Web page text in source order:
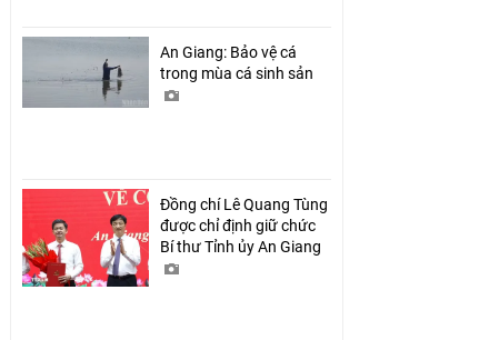
An Giang: Bảo vệ cá
trong mùa cá sinh sản
Đồng chí Lê Quang Tùng
được chỉ định giữ chức
Bí thư Tỉnh ủy An Giang